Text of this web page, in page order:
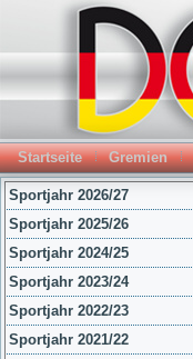
Startseite Gremien
Sportjahr 2026/27
Sportjahr 2025/26
Sportjahr 2024/25
Sportjahr 2023/24
Sportjahr 2022/23
Sportjahr 2021/22